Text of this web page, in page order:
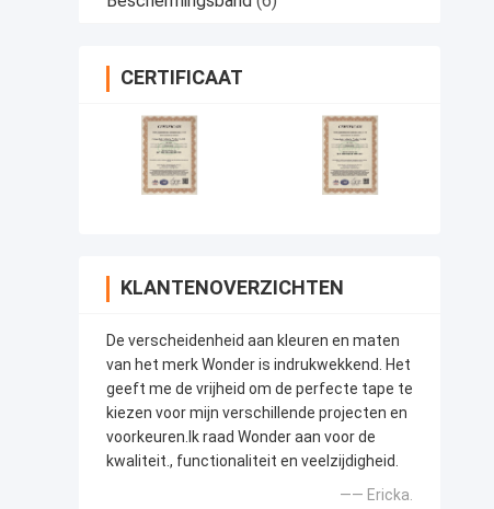
CERTIFICAAT
KLANTENOVERZICHTEN
De verscheidenheid aan kleuren en maten
van het merk Wonder is indrukwekkend. Het
geeft me de vrijheid om de perfecte tape te
kiezen voor mijn verschillende projecten en
voorkeuren.Ik raad Wonder aan voor de
kwaliteit., functionaliteit en veelzijdigheid.
—— Ericka.